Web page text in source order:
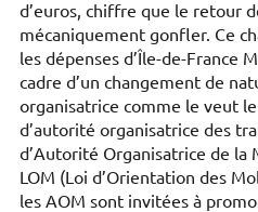
d’euros, chiffre que le retour
mécaniquement gonfler. Ce
les dépenses d’Île-de-France
cadre d’un changement de
organisatrice comme le veut
d’autorité organisatrice des
d’Autorité Organisatrice de la
LOM (Loi d’Orientation des
les AOM sont invitées à